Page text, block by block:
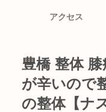
アクセス
豊橋 整体
が辛いので
の整体【ナ